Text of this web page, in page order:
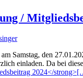
/
Samstag, den
einladen. Da bei
2024</strong>